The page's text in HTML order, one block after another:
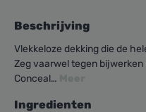
Beschrijving
Vlekkeloze dekking die de
Zeg vaarwel tegen
Conceal…
Ingredienten